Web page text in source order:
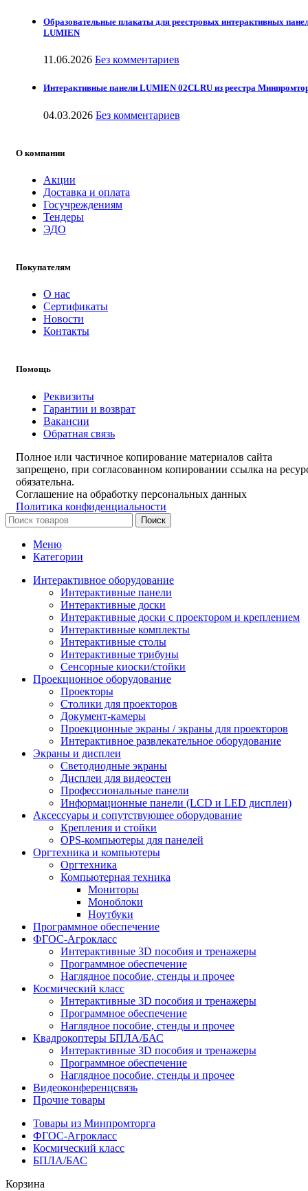
Образовательные плакаты для реестровых интерактивных
LUMIEN
11.06.2026 Без комментариев
Интерактивные панели LUMIEN 02CLRU из реестра
04.03.2026 Без комментариев
О компании
Акции
Доставка и оплата
Госучреждениям
Тендеры
ЭДО
Покупателям
О нас
Сертификаты
Новости
Контакты
Помощь
Реквизиты
Гарантии и возврат
Вакансии
Обратная связь
Полное или частичное копирование материалов сайта
запрещено, при согласованном копировании ссылка на
обязательна.
Соглашение на обработку персональных данных
Политика конфиденциальности
Поиск
Меню
Категории
Интерактивное оборудование
Интерактивные панели
Интерактивные доски
Интерактивные доски с проектором и креплением
Интерактивные комплекты
Интерактивные столы
Интерактивные трибуны
Сенсорные киоски/стойки
Проекционное оборудование
Проекторы
Столики для проекторов
Документ-камеры
Проекционные экраны / экраны для проекторов
Интерактивное развлекательное оборудование
Экраны и дисплеи
Светодиодные экраны
Дисплеи для видеостен
Профессиональные панели
Информационные панели (LCD и LED дисплеи)
Аксессуары и сопутствующее оборудование
Крепления и стойки
OPS-компьютеры для панелей
Оргтехника и компьютеры
Оргтехника
Компьютерная техника
Мониторы
Моноблоки
Ноутбуки
Программное обеспечение
ФГОС-Агрокласс
Интерактивные 3D пособия и тренажеры
Программное обеспечение
Наглядное пособие, стенды и прочее
Космический класс
Интерактивные 3D пособия и тренажеры
Программное обеспечение
Наглядное пособие, стенды и прочее
Квадрокоптеры БПЛА/БАС
Интерактивные 3D пособия и тренажеры
Программное обеспечение
Наглядное пособие, стенды и прочее
Видеоконференцсвязь
Прочие товары
Товары из Минпромторга
ФГОС-Агрокласс
Космический класс
БПЛА/БАС
Корзина